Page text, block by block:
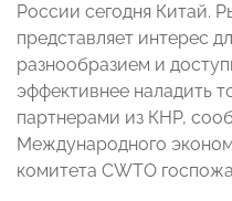
России сегодня Китай.
представляет интерес
разнообразием и
эффективнее наладить
партнерами из КНР,
Международного
комитета CWTO госпожа